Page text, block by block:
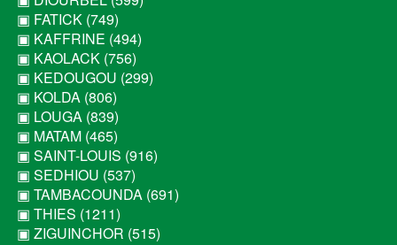
▣ FATICK (749)
▣ KAFFRINE (494)
▣ KAOLACK (756)
▣ KEDOUGOU (299)
▣ KOLDA (806)
▣ LOUGA (839)
▣ MATAM (465)
▣ SAINT-LOUIS (916)
▣ SEDHIOU (537)
▣ TAMBACOUNDA (691)
▣ THIES (1211)
▣ ZIGUINCHOR (515)